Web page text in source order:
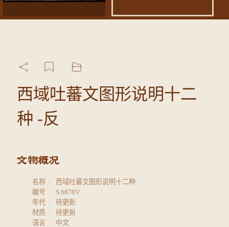
西域吐蕃文图形说明十二
种 -反
名称
西域吐蕃文图形说明十二种
编号
S.6878V
年代
待更新
材质
待更新
语言
中文